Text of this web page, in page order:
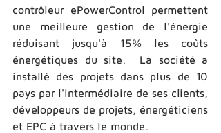
contrôleur ePowerControl permettent
une meilleure gestion de l'énergie
réduisant jusqu'à 15% les coûts
énergétiques du site.  La société a
installé des projets dans plus de 10
pays par l'intermédiaire de ses clients,
développeurs de projets, énergéticiens
et EPC à travers le monde.